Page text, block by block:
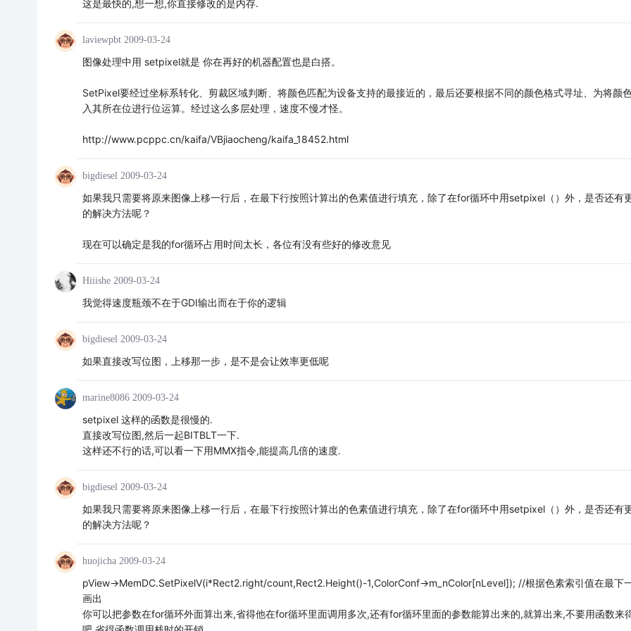
这是最快的,想一想,你直接修改的是内存.
laviewpbt 2009-03-24
图像处理中用 setpixel就是 你在再好的机器配置也是白搭。
SetPixel要经过坐标系转化、剪裁区域判断、将颜色匹配为设备支持的最接近的，最后还要根据不同的颜色格式寻址、为将颜
入其所在位进行位运算。经过这么多层处理，速度不慢才怪。
http://www.pcppc.cn/kaifa/VBjiaocheng/kaifa_18452.html
bigdiesel 2009-03-24
如果我只需要将原来图像上移一行后，在最下行按照计算出的色素值进行填充，除了在for循环中用setpixel（）外，是否还有
的解决方法呢？
现在可以确定是我的for循环占用时间太长，各位有没有些好的修改意见
Hiiishe 2009-03-24
我觉得速度瓶颈不在于GDI输出而在于你的逻辑
bigdiesel 2009-03-24
如果直接改写位图，上移那一步，是不是会让效率更低呢
marine8086 2009-03-24
setpixel 这样的函数是很慢的.
直接改写位图,然后一起BITBLT一下.
这样还不行的话,可以看一下用MMX指令,能提高几倍的速度.
bigdiesel 2009-03-24
如果我只需要将原来图像上移一行后，在最下行按照计算出的色素值进行填充，除了在for循环中用setpixel（）外，是否还有
的解决方法呢？
huojicha 2009-03-24
pView->MemDC.SetPixelV(i*Rect2.right/count,Rect2.Height()-1,ColorConf->m_nColor[nLevel]); //根据色素索引值在最下
画出
你可以把参数在for循环外面算出来,省得他在for循环里面调用多次,还有for循环里面的参数能算出来的,就算出来,不要用函数来